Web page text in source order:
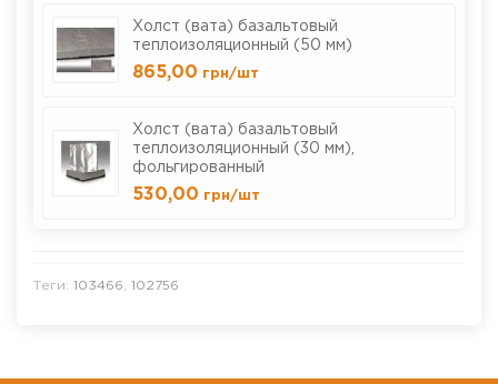
Холст (вата) базальтовый
теплоизоляционный (50 мм)
865,00 грн/шт
Холст (вата) базальтовый
теплоизоляционный (30 мм),
фольгированный
530,00 грн/шт
Теги: 103466 102756